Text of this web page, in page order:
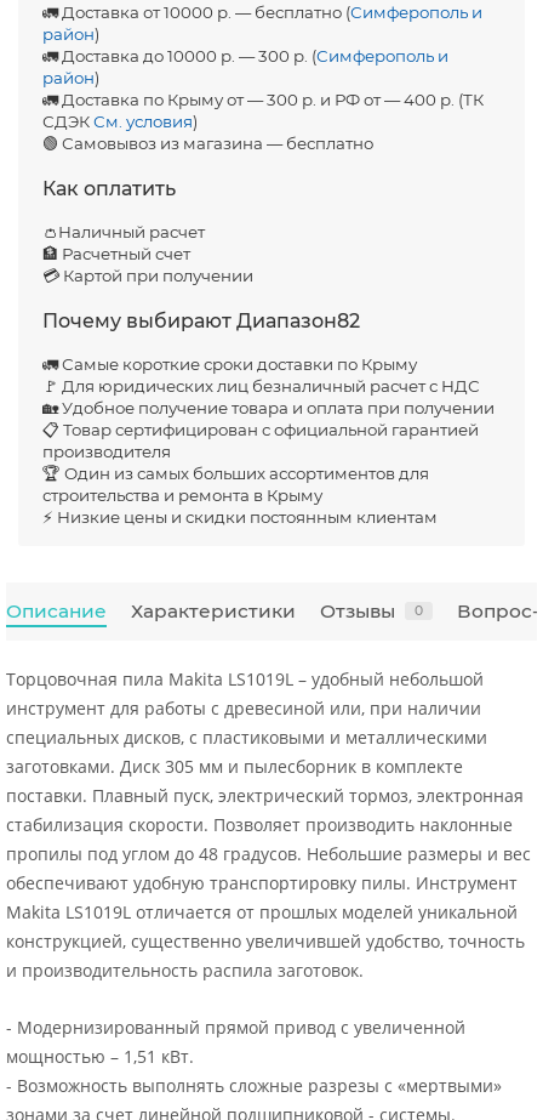
🚛 Доставка от 10000 р. — бесплатно (Симферополь и
район)
🚛 Доставка до 10000 р. — 300 р. (Симферополь и
район)
🚛 Доставка по Крыму от — 300 р. и РФ от — 400 р. (ТК
СДЭКСм. условия)
🟢 Самовывоз из магазина — бесплатно
Как оплатить
👛Наличный расчет
🏦 Расчетный счет
💳 Картой при получении
Почему выбирают Диапазон82
🚛 Самые короткие сроки доставки по Крыму
🚩 Для юридических лиц безналичный расчет с НДС
🏡 Удобное получение товара и оплата при получении
📋 Товар сертифицирован с официальной гарантией
производителя
🏆 Один из самых больших ассортиментов для
строительства и ремонта в Крыму
⚡ Низкие цены и скидки постоянным клиентам
Описание Характеристики Отзывы 0 Вопрос-
Торцовочная пила Makita LS1019L – удобный небольшой
инструмент для работы с древесиной или, при наличии
специальных дисков, с пластиковыми и металлическими
заготовками. Диск 305 мм и пылесборник в комплекте
поставки. Плавный пуск, электрический тормоз, электронная
стабилизация скорости. Позволяет производить наклонные
пропилы под углом до 48 градусов. Небольшие размеры и вес
обеспечивают удобную транспортировку пилы. Инструмент
Makita LS1019L отличается от прошлых моделей уникальной
конструкцией, существенно увеличившей удобство, точность
и производительность распила заготовок.
- Модернизированный прямой привод с увеличенной
мощностью – 1,51 кВт.
- Возможность выполнять сложные разрезы с «мертвыми»
зонами за счет линейной подшипниковой - системы.